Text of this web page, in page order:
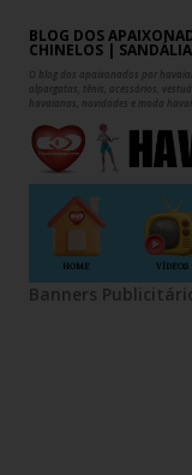
Pular
BLOG DOS
CHINELOS |
O blog dos apaixonados por
alpargatas, tênis, acessórios,
havaianas, novidades e moda
HOME VÍDEOS
Banners